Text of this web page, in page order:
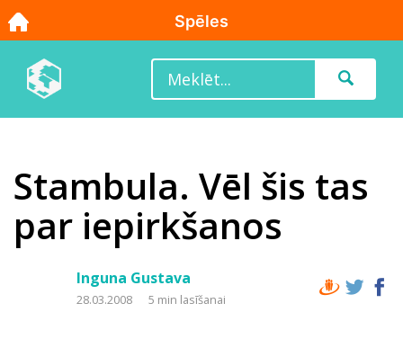
Stambula. Vēl šis tas
par iepirkšanos
Inguna Gustava
28.03.2008 5 min lasīšanai